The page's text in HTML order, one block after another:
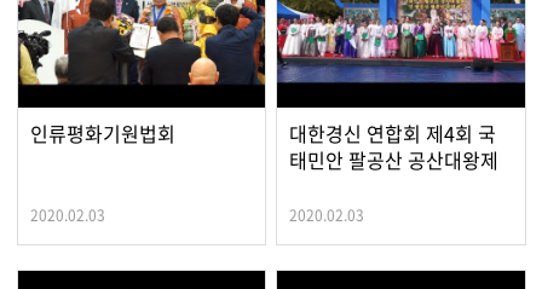
인류평화기원법회
2020.02.03
대한경신 연합회 제4회 국
태민안 팔공산 공산대왕제
2020.02.03